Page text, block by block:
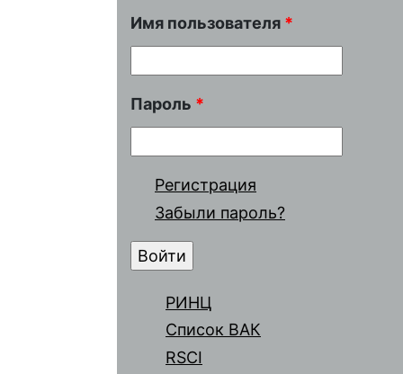
Имя пользователя *
Пароль *
Регистрация
Забыли пароль?
РИНЦ
Список ВАК
RSCI